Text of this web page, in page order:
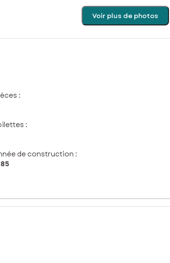
Voir plus de photos
:
:
de construction :